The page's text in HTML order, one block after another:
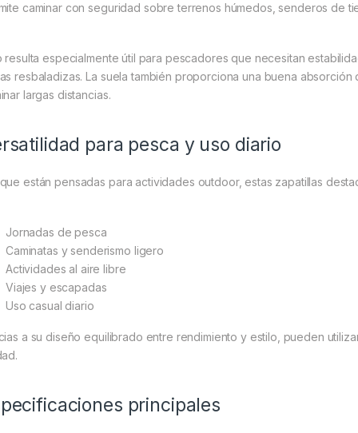
caminar con seguridad sobre terrenos húmedos, senderos de
resulta especialmente útil para pescadores que necesitan
resbaladizas. La suela también proporciona una buena
largas distancias.
para pesca y uso diario
están pensadas para actividades outdoor, estas zapatillas
Jornadas de pesca
Caminatas y senderismo ligero
Actividades al aire libre
Viajes y escapadas
Uso casual diario
a su diseño equilibrado entre rendimiento y estilo, pueden
principales